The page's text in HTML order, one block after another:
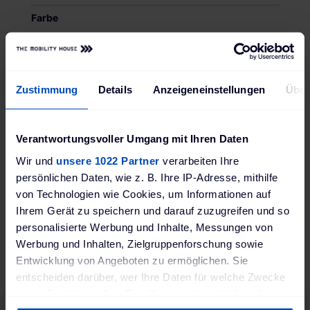
Zustimmung Details Anzeigeneinstellungen
Verantwortungsvoller Umgang mit Ihren Daten
Wir und unsere 1022 Partner verarbeiten Ihre
persönlichen Daten, wie z. B. Ihre IP-Adresse, mithilfe
von Technologien wie Cookies, um Informationen auf
Ihrem Gerät zu speichern und darauf zuzugreifen und so
personalisierte Werbung und Inhalte, Messungen von
Werbung und Inhalten, Zielgruppenforschung sowie
Entwicklung von Angeboten zu ermöglichen. Sie
entscheiden darüber, wer Ihre Daten für welche Zwecke
Farbe
315 x 600 x 155 mm
Gewicht
Schutzklasse
IP65 geschützt gegen leichtes Strahlwasser,
geeignet für den Außenbereich
Produktsicherheit EU-Verordnung (EU) 2023/988
(GPSR)
Günther Spelsberg GmbH + Co. KG GPSR; Im
Gewerbepark 1, 58579 Schalksmühle, Deutschland;
www.spelsberg.de